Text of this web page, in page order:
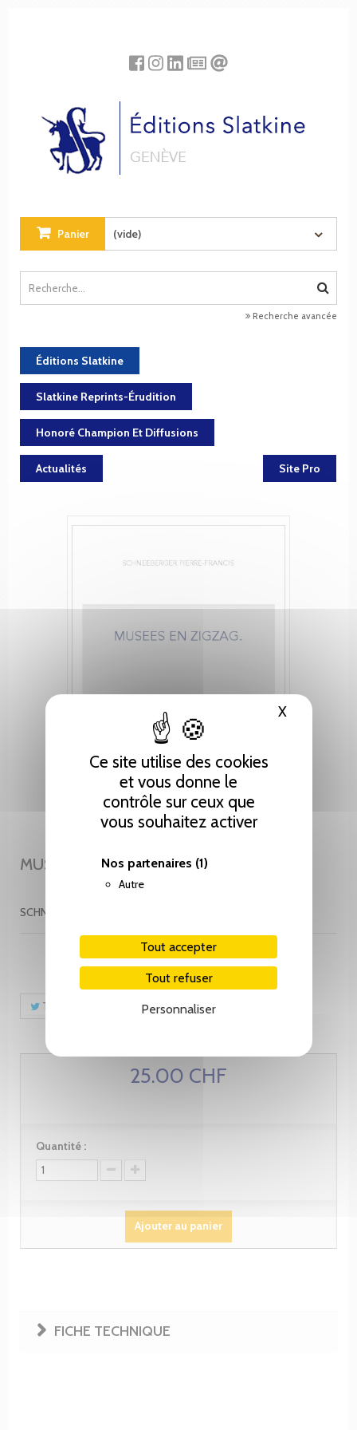
Ce site utilise des cookies
et vous donne le
contrôle sur ceux que
vous souhaitez activer
Nos partenaires (1)
Autre
Tout accepter
Tout refuser
Personnaliser
XMasquer
Panier (vide)
Recherche avancée
Éditions Slatkine
Slatkine Reprints-Érudition
Honoré Champion Et Diffusions
Actualités Site Pro
MUSEES EN ZIGZAG.
SCHNEEBERGER PIERRE-FRANCIS
Tweet Partager Pinterest
25.00 CHF
Quantité :
Ajouter au panier
FICHE TECHNIQUE